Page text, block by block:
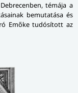
témája a
bemutatása és
Emőke tudósított az